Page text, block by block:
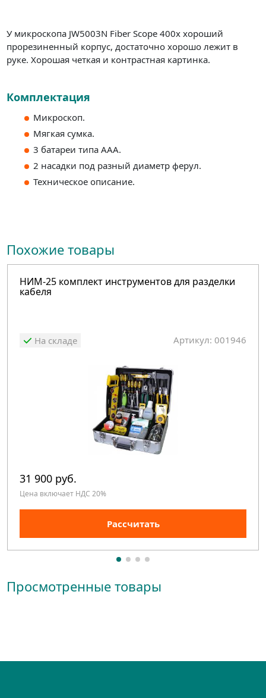
У микроскопа JW5003N Fiber Scope 400х хороший
прорезиненный корпус, достаточно хорошо лежит в
руке. Хорошая четкая и контрастная картинка.
Комплектация
Микроскоп.
Мягкая сумка.
3 батареи типа ААА.
2 насадки под разный диаметр ферул.
Техническое описание.
Похожие товары
НИМ-25 комплект инструментов для разделки
кабеля
На складе Артикул: 001946
31 900 руб.
Цена включает НДС 20%
Рассчитать
Просмотренные товары